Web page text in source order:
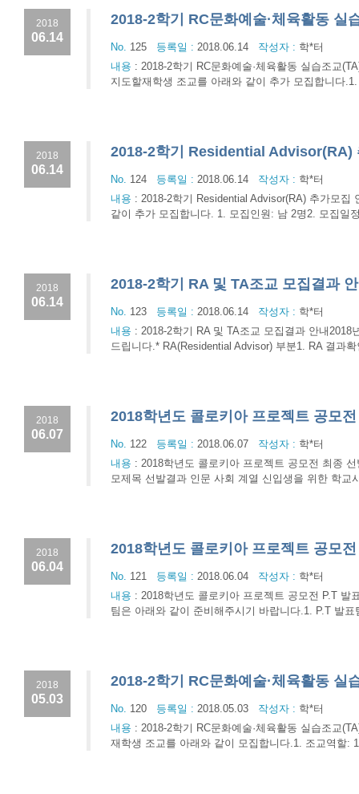
2018
06.14
2018-2학기 RC문화예술·체육활동 실
No. 125 등록일 : 2018.06.14 작성자 : 학*터
내용 : 2018-2학기 RC문화예술·체육활동 실습조교
지도할재학생 조교를 아래와 같이 추가 모집합니다
2018
06.14
2018-2학기 Residential Advisor(RA)
No. 124 등록일 : 2018.06.14 작성자 : 학*터
내용 : 2018-2학기 Residential Advisor(RA) 추가모
같이 추가 모집합니다. 1. 모집인원: 남 2명2. 모집일
2018
06.14
2018-2학기 RA 및 TA조교 모집결과
No. 123 등록일 : 2018.06.14 작성자 : 학*터
내용 : 2018-2학기 RA 및 TA조교 모집결과 안내
드립니다.* RA(Residential Advisor) 부분1. RA 결과
2018
06.07
2018학년도 콜로키아 프로젝트 공모
No. 122 등록일 : 2018.06.07 작성자 : 학*터
내용 : 2018학년도 콜로키아 프로젝트 공모전 최종
모제목 선발결과 인문 사회 계열 신입생을 위한 학교
2018
06.04
2018학년도 콜로키아 프로젝트 공모
No. 121 등록일 : 2018.06.04 작성자 : 학*터
내용 : 2018학년도 콜로키아 프로젝트 공모전 P.T 발
팀은 아래와 같이 준비해주시기 바랍니다.1. P.T 발
2018
05.03
2018-2학기 RC문화예술·체육활동 실
No. 120 등록일 : 2018.05.03 작성자 : 학*터
내용 : 2018-2학기 RC문화예술·체육활동 실습조교
재학생 조교를 아래와 같이 모집합니다.1. 조교역할: